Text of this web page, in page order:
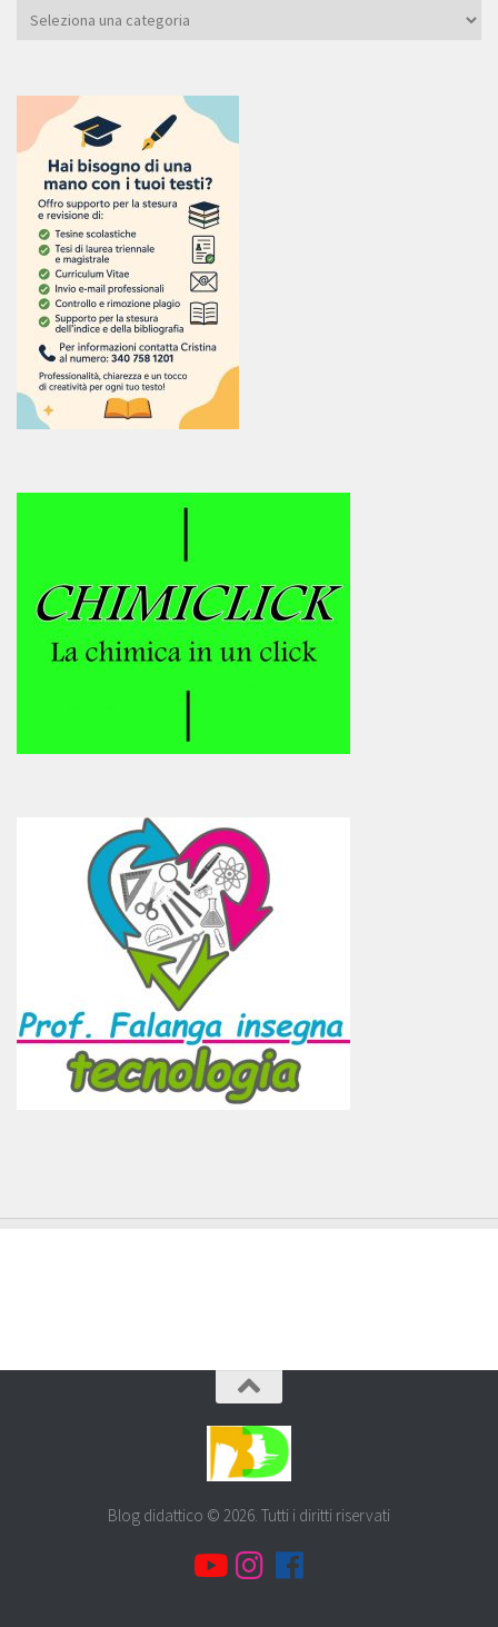
Categoria
Blog didattico © 2026. Tutti i diritti riservati